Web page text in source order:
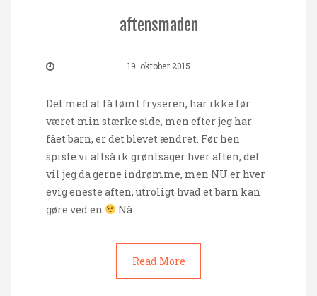
aftensmaden
19. oktober 2015
Det med at få tømt fryseren, har ikke før
været min stærke side, men efter jeg har
fået barn, er det blevet ændret. Før hen
spiste vi altså ik grøntsager hver aften, det
vil jeg da gerne indrømme, men NU er hver
evig eneste aften, utroligt hvad et barn kan
gøre ved en
Nå
Read More